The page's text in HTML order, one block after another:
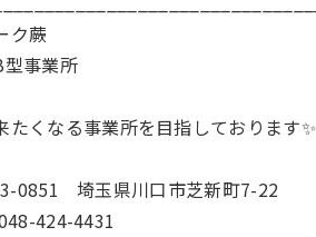
ク蕨
事業所
たくなる事業所を目指しております✨
0851 埼玉県川口市芝新町7-22
424-4431